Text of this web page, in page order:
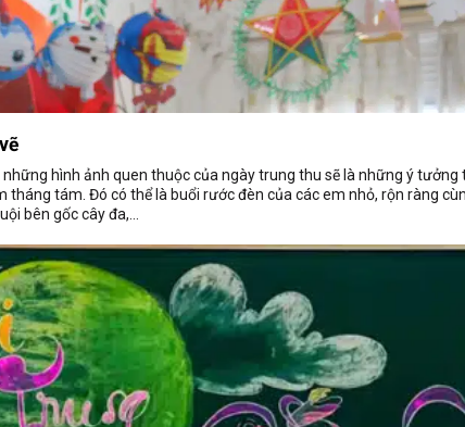
hình ảnh quen thuộc của ngày trung thu sẽ là những ý tưởng
tám. Đó có thể là buổi rước đèn của các em nhỏ, rộn ràng
bên gốc cây đa,…